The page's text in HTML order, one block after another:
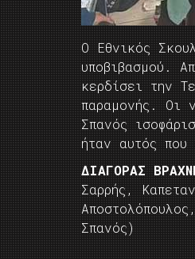
Ο Εθνικός
υποβιβασμού.
κερδίσει την
παραμονής. Οι
Σπανός
ήταν αυτός
ΔΙΑΓΟΡΑΣ
Σαρρής,
Σπανός)